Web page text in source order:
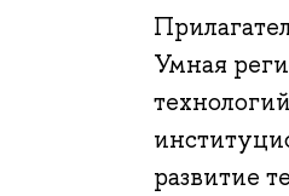
Умная
развитие